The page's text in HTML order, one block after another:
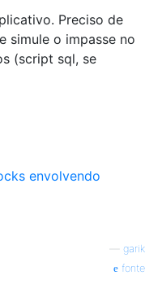
Preciso de
simule o impasse no
(script sql, se
envolvendo
garik
fonte